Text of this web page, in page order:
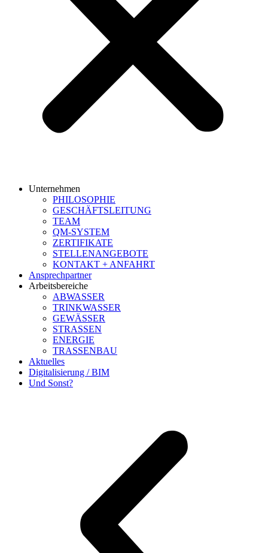
Unternehmen
PHILOSOPHIE
GESCHÄFTSLEITUNG
TEAM
QM-SYSTEM
ZERTIFIKATE
STELLENANGEBOTE
KONTAKT + ANFAHRT
Ansprechpartner
Arbeitsbereiche
ABWASSER
TRINKWASSER
GEWÄSSER
STRASSEN
ENERGIE
TRASSENBAU
Aktuelles
Digitalisierung / BIM
Und Sonst?